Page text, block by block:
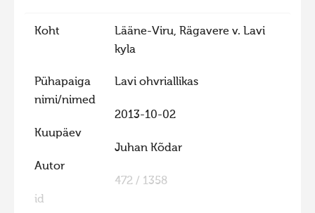
Hiite kuvavõistlus 2023 lisa
Hiite kuvavõistlus 2022
Hiite kuvavõistlus 2022 lisa
Liikuvad kuvad 2022
Hiite kuvavõistlus 2021 lisa
Koht
Lääne-Viru, Rägavere v. Lavi
kyla
Pühapaiga
nimi/nimed
Lavi ohvriallikas
Kuupäev
2013-10-02
Autor
Juhan Kõdar
id
472 / 1358